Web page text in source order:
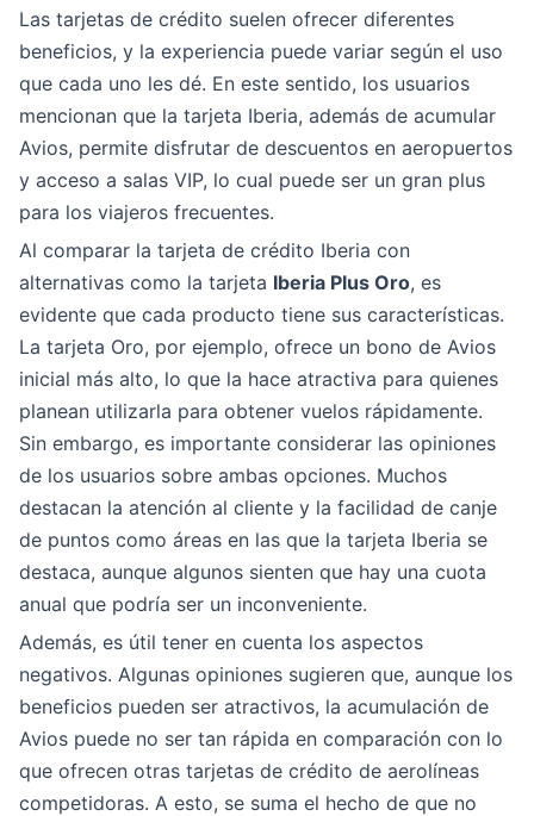
Las tarjetas de crédito suelen ofrecer diferentes
beneficios, y la experiencia puede variar según el uso
que cada uno les dé. En este sentido, los usuarios
mencionan que la tarjeta Iberia, además de acumular
Avios, permite disfrutar de descuentos en aeropuertos
y acceso a salas VIP, lo cual puede ser un gran plus
para los viajeros frecuentes.
Al comparar la tarjeta de crédito Iberia con
alternativas como la tarjeta Iberia Plus Oro, es
evidente que cada producto tiene sus características.
La tarjeta Oro, por ejemplo, ofrece un bono de Avios
inicial más alto, lo que la hace atractiva para quienes
planean utilizarla para obtener vuelos rápidamente.
Sin embargo, es importante considerar las opiniones
de los usuarios sobre ambas opciones. Muchos
destacan la atención al cliente y la facilidad de canje
de puntos como áreas en las que la tarjeta Iberia se
destaca, aunque algunos sienten que hay una cuota
anual que podría ser un inconveniente.
Además, es útil tener en cuenta los aspectos
negativos. Algunas opiniones sugieren que, aunque los
beneficios pueden ser atractivos, la acumulación de
Avios puede no ser tan rápida en comparación con lo
que ofrecen otras tarjetas de crédito de aerolíneas
competidoras. A esto, se suma el hecho de que no